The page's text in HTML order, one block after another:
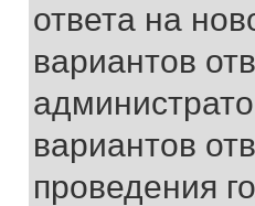
ответа на
вариантов
вариантов
проведения